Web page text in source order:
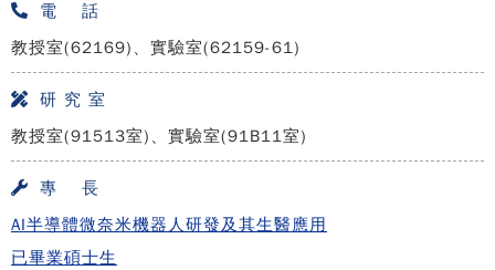
電 話
教授室(62169)、實驗室(62159-61)
研 究 室
教授室(91513室)、實驗室(91B11室)
專 長
AI半導體微奈米機器人研發及其生醫應用
已畢業碩士生